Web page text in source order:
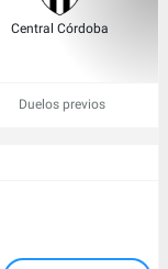
Central Córdoba
Duelos previos